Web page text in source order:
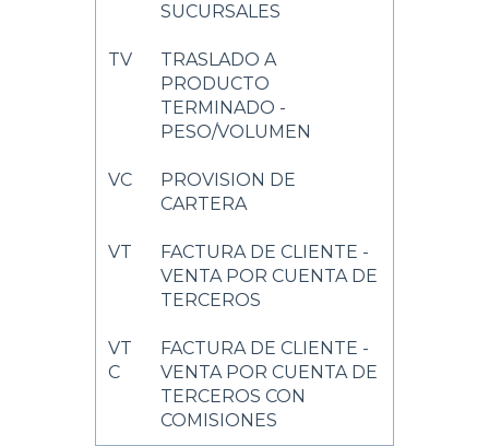
SUCURSALES
TV
TRASLADO A
PRODUCTO
TERMINADO -
PESO/VOLUMEN
VC
PROVISION DE
CARTERA
VT
FACTURA DE CLIENTE -
VENTA POR CUENTA DE
TERCEROS
VT
C
FACTURA DE CLIENTE -
VENTA POR CUENTA DE
TERCEROS CON
COMISIONES